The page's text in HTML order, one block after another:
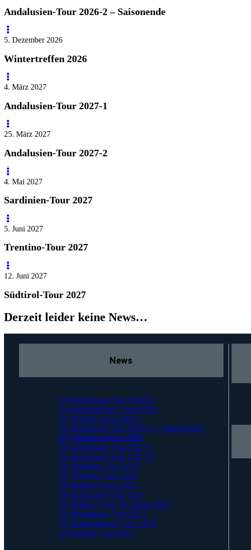
Andalusien-Tour 2026-2 – Saisonende
5. Dezember 2026
Wintertreffen 2026
4. März 2027
Andalusien-Tour 2027-1
25. März 2027
Andalusien-Tour 2027-2
4. Mai 2027
Sardinien-Tour 2027
5. Juni 2027
Trentino-Tour 2027
12. Juni 2027
Südtirol-Tour 2027
Derzeit leider keine News…
News
(0) Westalpen-Tour 2026-2
(0) Dreiländereck-Tour 2026
(0) Korsika-Tour 2026-2
(0) Andalusien-Tour 2026-2 – Saisonende
(23) Wintertreffen 2026
(0) Andalusien-Tour 2027-1
(0) Andalusien-Tour 2027-2
(0) Sardinien-Tour 2027
(0) Trentino-Tour 2027
(0) Südtirol-Tour 2027
(0) Norwegen-Tour 2027
(0) Südtirol-Tour für Paare 2027
(0) Westalpen-Tour 2027
(0) Dreiländereck-Tour 2027
(0) Korsika-Tour 2027